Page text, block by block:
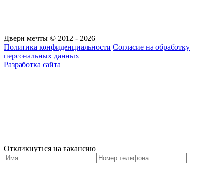
Двери мечты © 2012 - 2026
Политика конфиденциальности Согласие на обработку
персональных данных
Разработка сайта
Откликнуться на вакансию